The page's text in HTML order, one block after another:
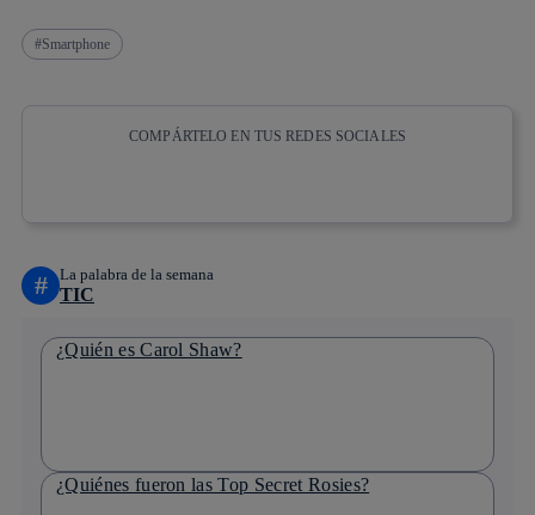
Smartphone
COMPÁRTELO EN TUS REDES SOCIALES
# La palabra de la semana
TIC
¿Quién es Carol Shaw?
¿Quiénes fueron las Top Secret Rosies?